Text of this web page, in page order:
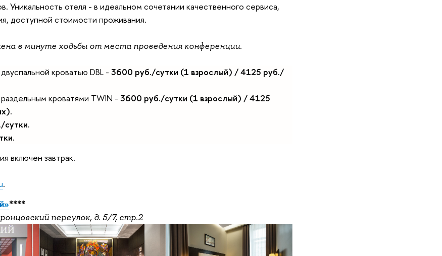
Уникальность отеля - в идеальном сочетании качественного сервиса,
доступной стоимости проживания.
в минуте ходьбы от места проведения конференции.
кроватью DBL - 3600 руб./сутки (1 взрослый) / 4125 руб./
кроватями TWIN - 3600 руб./сутки (1 взрослый) / 4125
сутки.
включен завтрак.
.
****
переулок, д. 5/7, стр.2